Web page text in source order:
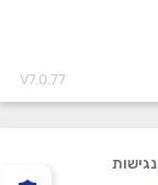
V7.0.77